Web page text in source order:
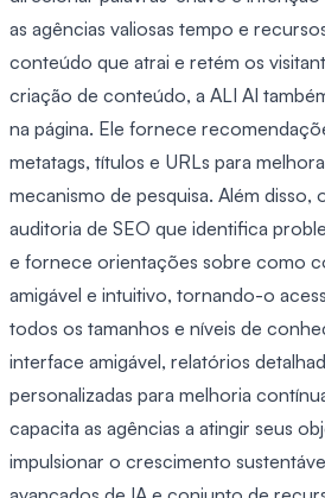
as agências valiosas tempo e
conteúdo que atrai e retém os
criação de conteúdo, a ALI AI
na página. Ele fornece
metatags, títulos e URLs para
mecanismo de pesquisa. Além
auditoria de SEO que identifica
e fornece orientações sobre como
amigável e intuitivo, tornando-o
todos os tamanhos e níveis de
interface amigável, relatórios
personalizadas para melhoria
capacita as agências a atingir seus
impulsionar o crescimento